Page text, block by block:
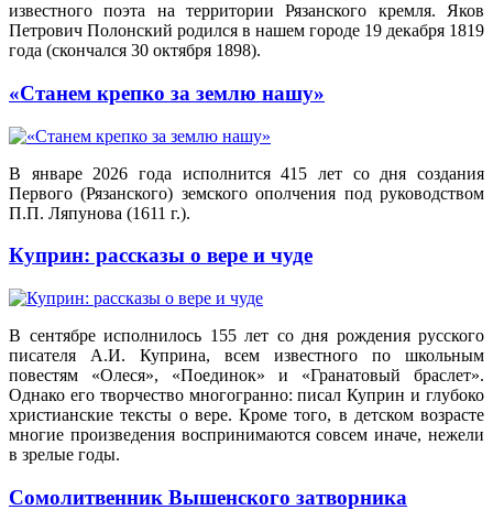
известного поэта на территории Рязанского кремля. Яков
Петрович Полонский родился в нашем городе 19 декабря 1819
года (скончался 30 октября 1898).
«Станем крепко за землю нашу»
В январе 2026 года исполнится 415 лет со дня создания
Первого (Рязанского) земского ополчения под руководством
П.П. Ляпунова (1611 г.).
Куприн: рассказы о вере и чуде
В сентябре исполнилось 155 лет со дня рождения русского
писателя А.И. Куприна, всем известного по школьным
повестям «Олеся», «Поединок» и «Гранатовый браслет».
Однако его творчество многогранно: писал Куприн и глубоко
христианские тексты о вере. Кроме того, в детском возрасте
многие произведения воспринимаются совсем иначе, нежели
в зрелые годы.
Сомолитвенник Вышенского затворника